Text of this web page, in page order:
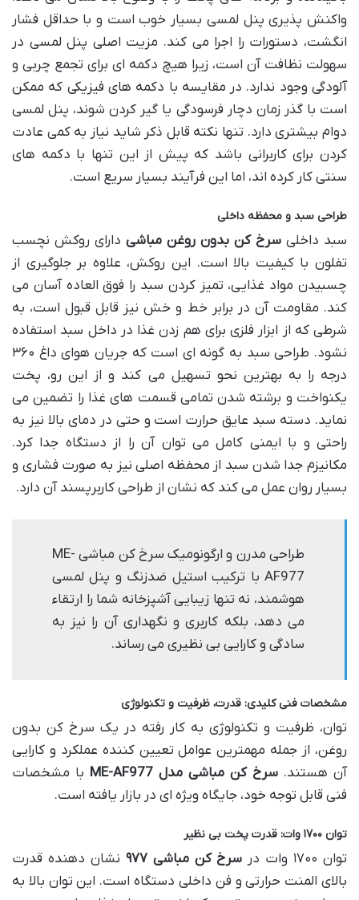
واکنش پذیری پنل لمسی بسیار خوب است و با حداقل فشار
انگشت، دستورات را اجرا می کند. مزیت اصلی پنل لمسی در
سهولت نظافت آن است، زیرا هیچ دکمه ای برای تجمع چربی و
آلودگی وجود ندارد. در مقایسه با دکمه های فیزیکی که ممکن
است با گذر زمان دچار فرسودگی یا گیر کردن شوند، پنل لمسی
دوام بیشتری دارد. تنها نکته قابل ذکر شاید نیاز به کمی عادت
کردن برای کاربرانی باشد که پیش از این تنها با دکمه های
سنتی کار کرده اند، اما این فرآیند بسیار سریع است.
طراحی سبد و محفظه داخلی
سبد داخلی سرخ کن بدون روغن مباشی دارای روکش نچسب
تفلون با کیفیت بالا است. این روکش، علاوه بر جلوگیری از
چسبیدن مواد غذایی، تمیز کردن سبد را فوق العاده آسان می
کند. مقاومت آن در برابر خط و خش نیز قابل قبول است، به
شرطی که از ابزار فلزی برای هم زدن غذا در داخل سبد استفاده
نشود. طراحی سبد به گونه ای است که جریان هوای داغ ۳۶۰
درجه را به بهترین نحو تسهیل می کند و از این رو، پخت
یکنواخت و برشته شدن تمامی قسمت های غذا را تضمین می
نماید. دسته سبد عایق حرارت است و حتی در دمای بالا نیز به
راحتی و با ایمنی کامل می توان آن را از دستگاه جدا کرد.
مکانیزم جدا شدن سبد از محفظه اصلی نیز به صورت فشاری و
بسیار روان عمل می کند که نشان از طراحی کاربرپسند آن دارد.
طراحی مدرن و ارگونومیک سرخ کن مباشی ME-
AF977 با ترکیب استیل ضدزنگ و پنل لمسی
هوشمند، نه تنها زیبایی آشپزخانه شما را ارتقاء
می دهد، بلکه کاربری و نگهداری آن را نیز به
سادگی و کارایی بی نظیری می رساند.
مشخصات فنی کلیدی: قدرت، ظرفیت و تکنولوژی
توان، ظرفیت و تکنولوژی به کار رفته در یک سرخ کن بدون
روغن، از جمله مهمترین عوامل تعیین کننده عملکرد و کارایی
آن هستند. سرخ کن مباشی مدل ME-AF977
با مشخصات
فنی قابل توجه خود، جایگاه ویژه ای در بازار یافته است.
توان ۱۷۰۰ وات: قدرت پخت بی نظیر
توان ۱۷۰۰ وات در سرخ کن مباشی ۹۷۷
نشان دهنده قدرت
بالای المنت حرارتی و فن داخلی دستگاه است. این توان بالا به